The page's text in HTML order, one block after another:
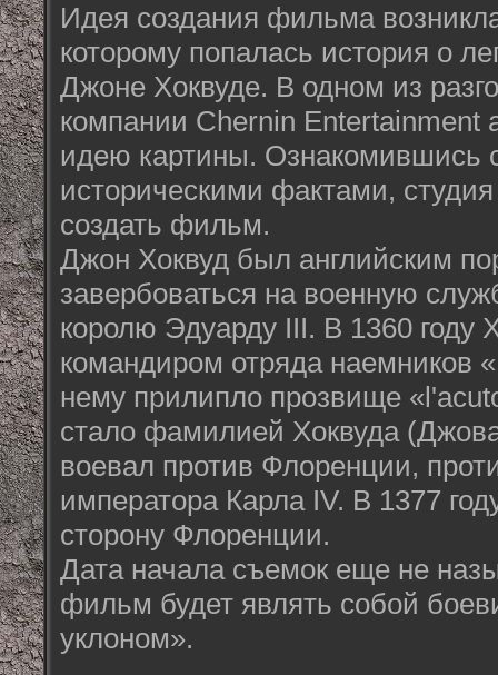
Идея создания фильма
которому попалась история о
Джоне Хоквуде. В одном из
компании Chernin Entertainment
идею картины. Ознакомившись
историческими фактами,
создать фильм.
Джон Хоквуд был английским
завербоваться на военную
королю Эдуарду III. В 1360 году
командиром отряда наемников
нему прилипло прозвище
стало фамилией Хоквуда
воевал против Флоренции,
императора Карла IV. В 1377
сторону Флоренции.
Дата начала съемок еще не
фильм будет являть собой
уклоном».